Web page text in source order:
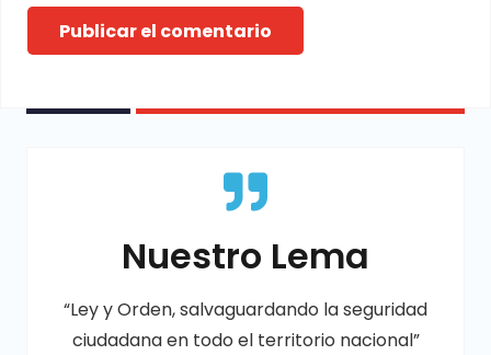
Publicar el comentario
Nuestro Lema
“Ley y Orden, salvaguardando la seguridad
ciudadana en todo el territorio nacional”